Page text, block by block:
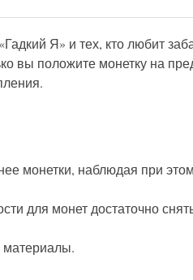
Я» и тех, кто любит
вы положите монетку на
монетки, наблюдая при
для монет достаточно
материалы.